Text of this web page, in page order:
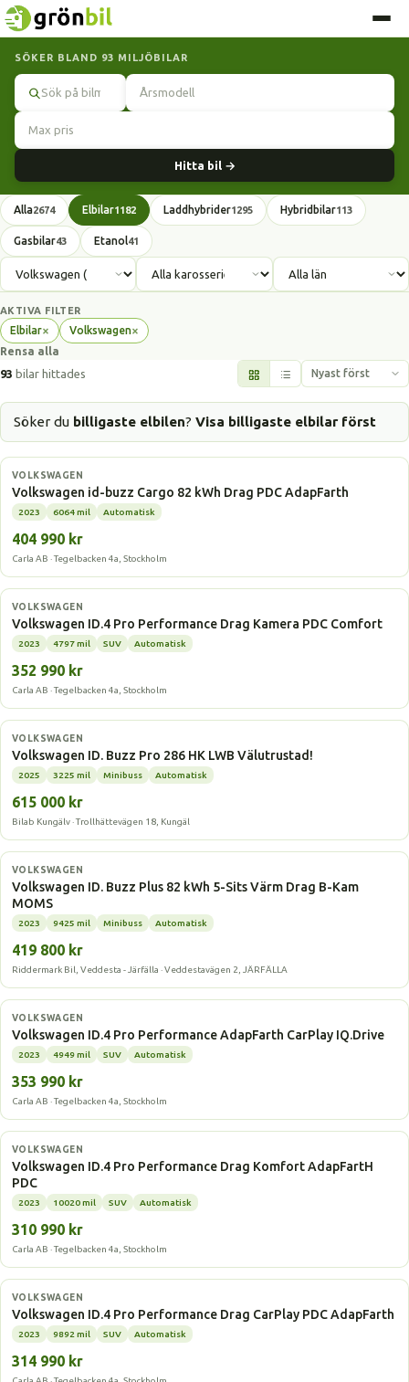
SÖKER BLAND 93 MILJÖBILAR
Hitta bil →
Alla2674 Elbilar1182 Laddhybrider1295 Hybridbilar113
Gasbilar43 Etanol41
AKTIVA FILTER
Elbilar×
Ta
bort
filter
Volkswagen×
Ta
filter
Rensa alla
93 bilar hittades
Söker du billigaste elbilen? Visa billigaste elbilar först
Elbil
VOLKSWAGEN
Volkswagen id-buzz Cargo 82 kWh Drag PDC AdapFarth
2023 6064 mil Automatisk
404 990 kr
Carla AB · Tegelbacken 4a, Stockholm
Elbil
VOLKSWAGEN
Volkswagen ID.4 Pro Performance Drag Kamera PDC Comfort
2023 4797 mil SUV Automatisk
352 990 kr
Carla AB · Tegelbacken 4a, Stockholm
Elbil
VOLKSWAGEN
Volkswagen ID. Buzz Pro 286 HK LWB Välutrustad!
2025 3225 mil Minibuss Automatisk
615 000 kr
Bilab Kungälv · Trollhättevägen 18, Kungäl
Elbil
VOLKSWAGEN
Volkswagen ID. Buzz Plus 82 kWh 5-Sits Värm Drag B-Kam
MOMS
2023 9425 mil Minibuss Automatisk
419 800 kr
Riddermark Bil, Veddesta - Järfälla · Veddestavägen 2, JÄRFÄLLA
Elbil
VOLKSWAGEN
Volkswagen ID.4 Pro Performance AdapFarth CarPlay IQ.Drive
2023 4949 mil SUV Automatisk
353 990 kr
Carla AB · Tegelbacken 4a, Stockholm
Elbil
VOLKSWAGEN
Volkswagen ID.4 Pro Performance Drag Komfort AdapFartH
PDC
2023 10020 mil SUV Automatisk
310 990 kr
Carla AB · Tegelbacken 4a, Stockholm
Elbil
VOLKSWAGEN
Volkswagen ID.4 Pro Performance Drag CarPlay PDC AdapFarth
2023 9892 mil SUV Automatisk
314 990 kr